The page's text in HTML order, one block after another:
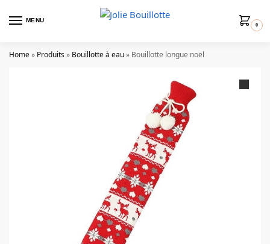
MENU
0
Home» Produits» Bouillotte à eau» Bouillotte longue noël